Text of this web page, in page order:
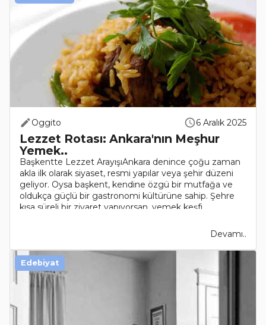
Oggito 6 Aralık 2025
Lezzet Rotası: Ankara'nın Meşhur
Yemek..
Başkentte Lezzet ArayışıAnkara denince çoğu zaman
akla ilk olarak siyaset, resmi yapılar veya şehir düzeni
geliyor. Oysa başkent, kendine özgü bir mutfağa ve
oldukça güçlü bir gastronomi kültürüne sahip. Şehre
kısa süreli bir ziyaret yapıyorsan, yemek keşfi ..
Devamı..
Edebiyat